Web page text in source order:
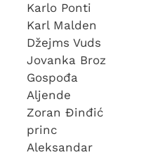
Karlo Ponti
Karl Malden
Džejms Vuds
Jovanka Broz
Gospođa
Aljende
Zoran Đinđić
princ
Aleksandar